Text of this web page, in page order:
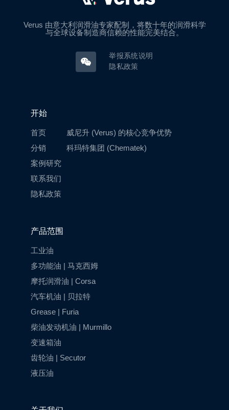
Verus 由意大利润滑油专家配制，将数十年的润滑科学
与全球设备制造商信赖的性能完美结合。
举报系统说明
隐私政策
开始
首页
分销
案例研究
联系我们
隐私政策
威尼升 (Verus) 的核心竞争优势
科玛特集团 (Chematek)
产品范围
工业油
多功能油 | 马克西姆
摩托润滑油 | Corsa
汽车机油 | 贝拉特
Grease | Furia
柴油发动机油 | Murmillo
变速箱油
齿轮油 | Secutor
液压油